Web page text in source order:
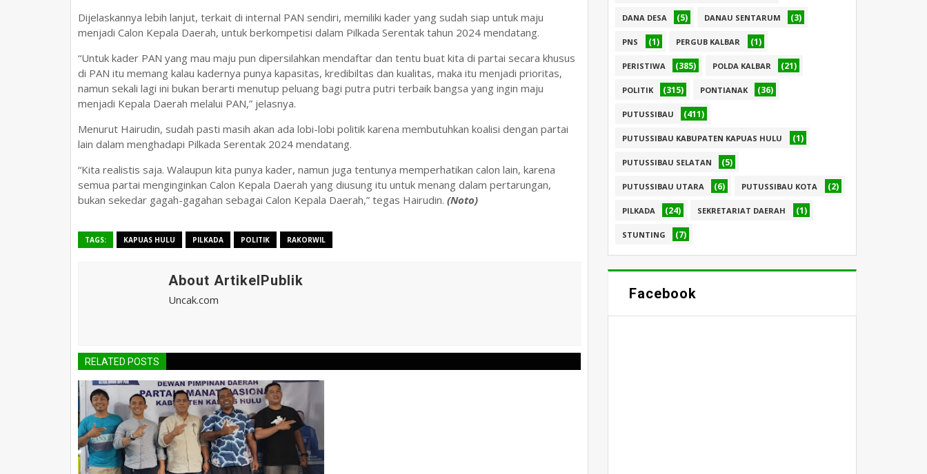
Dijelaskannya lebih lanjut, terkait di internal PAN sendiri, memiliki kader yang sudah siap untuk maju
menjadi Calon Kepala Daerah, untuk berkompetisi dalam Pilkada Serentak tahun 2024 mendatang.
“Untuk kader PAN yang mau maju pun dipersilahkan mendaftar dan tentu buat kita di partai secara khusus
di PAN itu memang kalau kadernya punya kapasitas, kredibiltas dan kualitas, maka itu menjadi prioritas,
namun sekali lagi ini bukan berarti menutup peluang bagi putra putri terbaik bangsa yang ingin maju
menjadi Kepala Daerah melalui PAN,” jelasnya.
Menurut Hairudin, sudah pasti masih akan ada lobi-lobi politik karena membutuhkan koalisi dengan partai
lain dalam menghadapi Pilkada Serentak 2024 mendatang.
“Kita realistis saja. Walaupun kita punya kader, namun juga tentunya memperhatikan calon lain, karena
semua partai menginginkan Calon Kepala Daerah yang diusung itu untuk menang dalam pertarungan,
bukan sekedar gagah-gagahan sebagai Calon Kepala Daerah,” tegas Hairudin. (Noto)
TAGS: KAPUAS HULU PILKADA POLITIK RAKORWIL
About ArtikelPublik
Uncak.com
RELATED POSTS
DANA DESA (5) DANAU SENTARUM (3)
PNS (1) PERGUB KALBAR (1)
PERISTIWA (385) POLDA KALBAR (21)
POLITIK (315) PONTIANAK (36)
PUTUSSIBAU (411)
PUTUSSIBAU KABUPATEN KAPUAS HULU (1)
PUTUSSIBAU SELATAN (5)
PUTUSSIBAU UTARA (6) PUTUSSIBAU KOTA (2)
PILKADA (24) SEKRETARIAT DAERAH (1)
STUNTING (7)
Facebook